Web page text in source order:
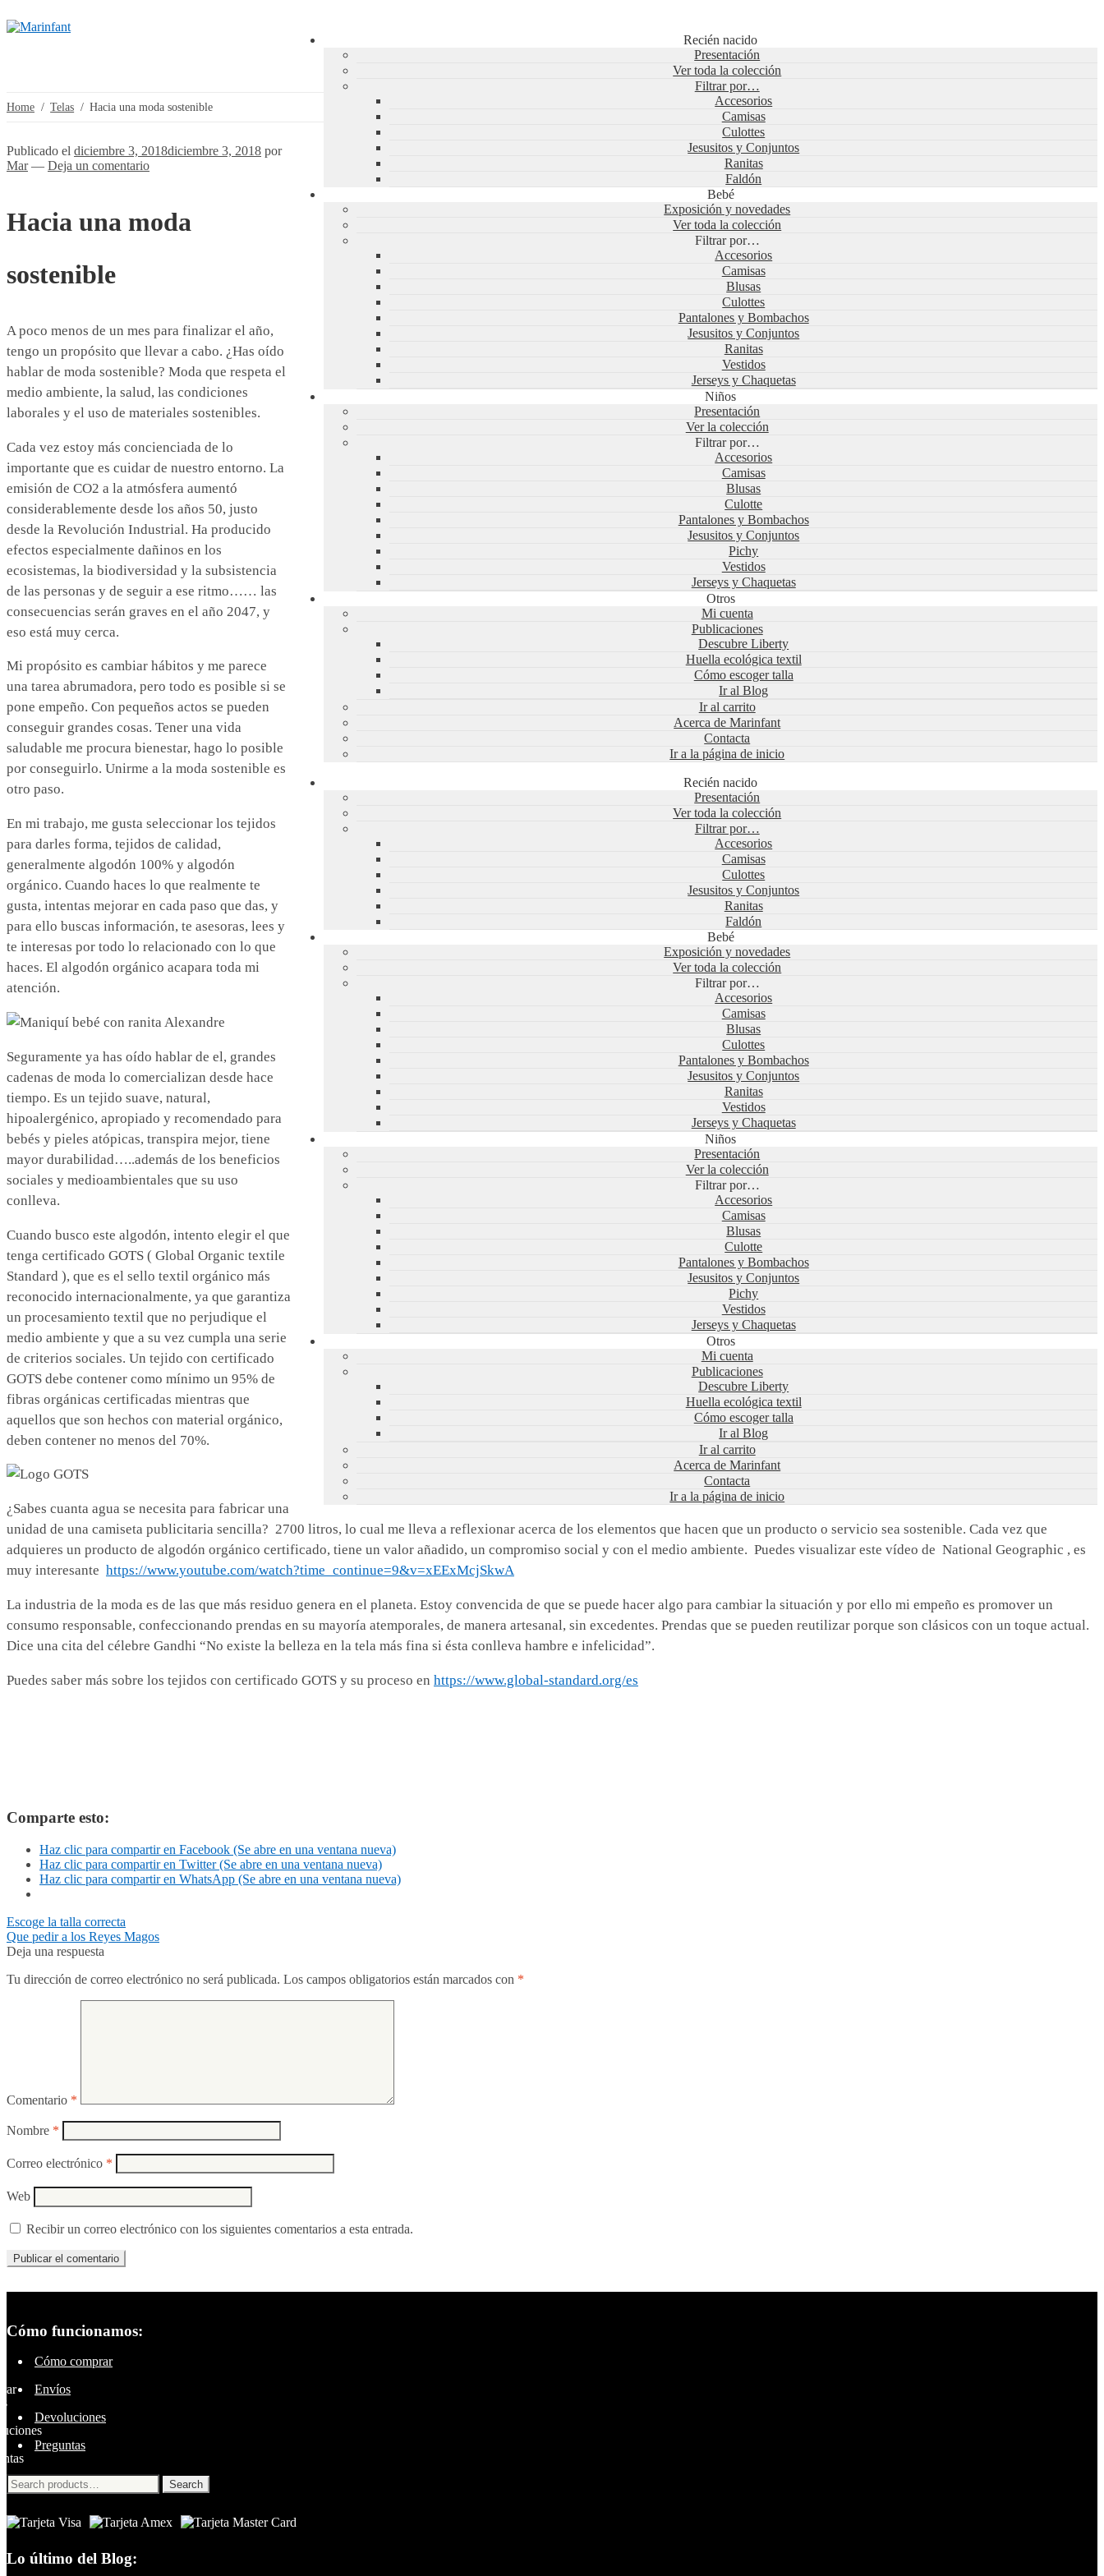
Recién nacido
Presentación
Ver toda la colección
Filtrar por…
Accesorios
Camisas
Culottes
Jesusitos y Conjuntos
Ranitas
Faldón
Bebé
Exposición y novedades
Ver toda la colección
Filtrar por…
Accesorios
Camisas
Blusas
Culottes
Pantalones y Bombachos
Jesusitos y Conjuntos
Ranitas
Vestidos
Jerseys y Chaquetas
Niños
Presentación
Ver la colección
Filtrar por…
Accesorios
Camisas
Blusas
Culotte
Pantalones y Bombachos
Jesusitos y Conjuntos
Pichy
Vestidos
Jerseys y Chaquetas
Otros
Mi cuenta
Publicaciones
Descubre Liberty
Huella ecológica textil
Cómo escoger talla
Ir al Blog
Ir al carrito
Acerca de Marinfant
Contacta
Ir a la página de inicio
Recién nacido
Presentación
Ver toda la colección
Filtrar por…
Accesorios
Camisas
Culottes
Jesusitos y Conjuntos
Ranitas
Faldón
Bebé
Exposición y novedades
Ver toda la colección
Filtrar por…
Accesorios
Camisas
Blusas
Culottes
Pantalones y Bombachos
Jesusitos y Conjuntos
Ranitas
Vestidos
Jerseys y Chaquetas
Niños
Presentación
Ver la colección
Filtrar por…
Accesorios
Camisas
Blusas
Culotte
Pantalones y Bombachos
Jesusitos y Conjuntos
Pichy
Vestidos
Jerseys y Chaquetas
Otros
Mi cuenta
Publicaciones
Descubre Liberty
Huella ecológica textil
Cómo escoger talla
Ir al Blog
Ir al carrito
Acerca de Marinfant
Contacta
Ir a la página de inicio
Home / Telas / Hacia una moda sostenible
Publicado el diciembre 3, 2018diciembre 3, 2018 por
Mar — Deja un comentario
Hacia una moda
sostenible
A poco menos de un mes para finalizar el año,
tengo un propósito que llevar a cabo. ¿Has oído
hablar de moda sostenible? Moda que respeta el
medio ambiente, la salud, las condiciones
laborales y el uso de materiales sostenibles.
Cada vez estoy más concienciada de lo
importante que es cuidar de nuestro entorno. La
emisión de CO2 a la atmósfera aumentó
considerablemente desde los años 50, justo
desde la Revolución Industrial. Ha producido
efectos especialmente dañinos en los
ecosistemas, la biodiversidad y la subsistencia
de las personas y de seguir a ese ritmo…… las
consecuencias serán graves en el año 2047, y
eso está muy cerca.
Mi propósito es cambiar hábitos y me parece
una tarea abrumadora, pero todo es posible si se
pone empeño. Con pequeños actos se pueden
conseguir grandes cosas. Tener una vida
saludable me procura bienestar, hago lo posible
por conseguirlo. Unirme a la moda sostenible es
otro paso.
En mi trabajo, me gusta seleccionar los tejidos
para darles forma, tejidos de calidad,
generalmente algodón 100% y algodón
orgánico. Cuando haces lo que realmente te
gusta, intentas mejorar en cada paso que das, y
para ello buscas información, te asesoras, lees y
te interesas por todo lo relacionado con lo que
haces. El algodón orgánico acapara toda mi
atención.
Seguramente ya has oído hablar de el, grandes
cadenas de moda lo comercializan desde hace
tiempo. Es un tejido suave, natural,
hipoalergénico, apropiado y recomendado para
bebés y pieles atópicas, transpira mejor, tiene
mayor durabilidad…..además de los beneficios
sociales y medioambientales que su uso
conlleva.
Cuando busco este algodón, intento elegir el que
tenga certificado GOTS ( Global Organic textile
Standard ), que es el sello textil orgánico más
reconocido internacionalmente, ya que garantiza
un procesamiento textil que no perjudique el
medio ambiente y que a su vez cumpla una serie
de criterios sociales. Un tejido con certificado
GOTS debe contener como mínimo un 95% de
fibras orgánicas certificadas mientras que
aquellos que son hechos con material orgánico,
deben contener no menos del 70%.
¿Sabes cuanta agua se necesita para fabricar una
unidad de una camiseta publicitaria sencilla? 2700 litros, lo cual me lleva a reflexionar acerca de los elementos que hacen que un producto o servicio sea sostenible. Cada vez que
adquieres un producto de algodón orgánico certificado, tiene un valor añadido, un compromiso social y con el medio ambiente. Puedes visualizar este vídeo de National Geographic , es
muy interesante https://www.youtube.com/watch?time_continue=9&v=xEExMcjSkwA
La industria de la moda es de las que más residuo genera en el planeta. Estoy convencida de que se puede hacer algo para cambiar la situación y por ello mi empeño es promover un
consumo responsable, confeccionando prendas en su mayoría atemporales, de manera artesanal, sin excedentes. Prendas que se pueden reutilizar porque son clásicos con un toque actual.
Dice una cita del célebre Gandhi “No existe la belleza en la tela más fina si ésta conlleva hambre e infelicidad”.
Puedes saber más sobre los tejidos con certificado GOTS y su proceso en https://www.global-standard.org/es
Comparte esto:
Haz clic para compartir en Facebook (Se abre en una ventana nueva)
Haz clic para compartir en Twitter (Se abre en una ventana nueva)
Haz clic para compartir en WhatsApp (Se abre en una ventana nueva)
Navegación
de
entradas
Anterior:
Escoge la talla correcta
Siguiente:
Que pedir a los Reyes Magos
Deja una respuesta
Tu dirección de correo electrónico no será publicada. Los campos obligatorios están marcados con *
Comentario *
Nombre *
Correo electrónico *
Web
Recibir un correo electrónico con los siguientes comentarios a esta entrada.
Cómo funcionamos:
Cómo comprar
Envíos
Devoluciones
Preguntas
Search
for:
Search
Lo último del Blog: